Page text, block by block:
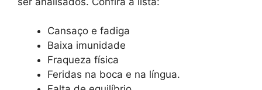
Cansaço e fadiga
Baixa imunidade
Fraqueza física
Feridas na boca e na língua.